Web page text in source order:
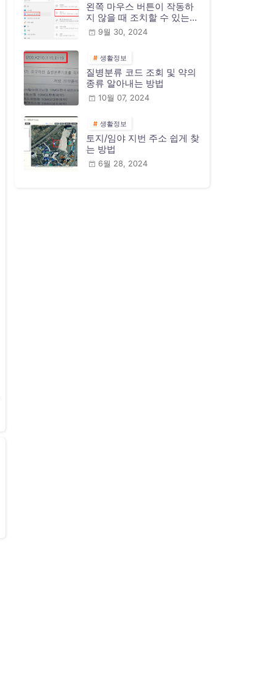
왼쪽 마우스 버튼이 작동하
지 않을 때 조치할 수 있는
10가지 방법
9월 30, 2024
생활정보
질병분류 코드 조회 및 약의
종류 알아내는 방법
10월 07, 2024
생활정보
토지/임야 지번 주소 쉽게 찾
는 방법
6월 28, 2024